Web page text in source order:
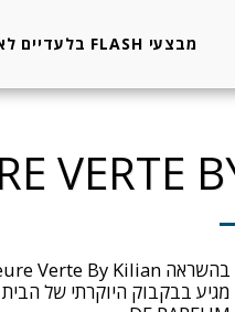
מבצעי FLASH בלעדיים לאתר